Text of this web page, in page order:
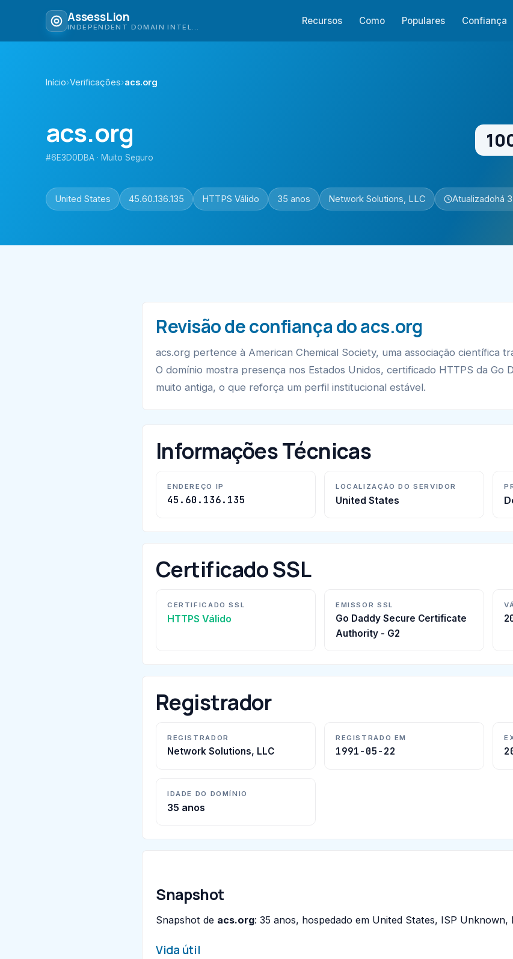
AssessLion Recursos Como Populares Confiança
Início›Verificações›acs.org
acs.org
#6E3D0DBA · Muito Seguro
United States 45.60.136.135 HTTPS Válido 35 anos Network Solutions, LLC Atualizadohá
Revisão de confiança do acs.org
acs.org pertence à American Chemical Society, uma associação científica
O domínio mostra presença nos Estados Unidos, certificado HTTPS da Go
muito antiga, o que reforça um perfil institucional estável.
Informações Técnicas
ENDEREÇO IP
45.60.136.135
LOCALIZAÇÃO DO SERVIDOR
United States
Certificado SSL
CERTIFICADO SSL
HTTPS Válido
EMISSOR SSL
Go Daddy Secure Certificate
Authority - G2
Registrador
REGISTRADOR
Network Solutions, LLC
REGISTRADO EM
1991-05-22
IDADE DO DOMÍNIO
35 anos
Snapshot
Snapshot de acs.org: 35 anos, hospedado em United States, ISP Unknown,
Vida útil